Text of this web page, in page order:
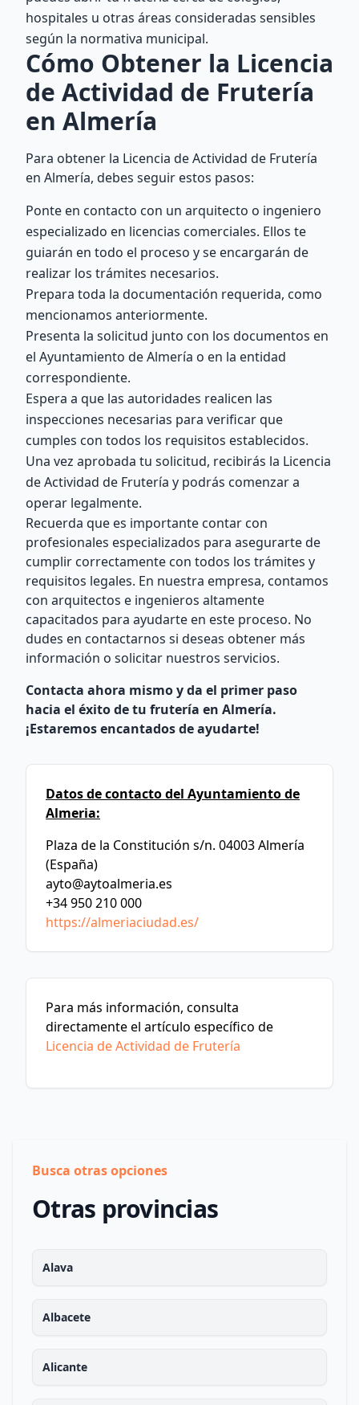
hospitales u otras áreas consideradas sensibles
según la normativa municipal.
Cómo Obtener la Licencia
de Actividad de Frutería
en Almería
Para obtener la Licencia de Actividad de Frutería
en Almería, debes seguir estos pasos:
Ponte en contacto con un arquitecto o ingeniero
especializado en licencias comerciales. Ellos te
guiarán en todo el proceso y se encargarán de
realizar los trámites necesarios.
Prepara toda la documentación requerida, como
mencionamos anteriormente.
Presenta la solicitud junto con los documentos en
el Ayuntamiento de Almería o en la entidad
correspondiente.
Espera a que las autoridades realicen las
inspecciones necesarias para verificar que
cumples con todos los requisitos establecidos.
Una vez aprobada tu solicitud, recibirás la Licencia
de Actividad de Frutería y podrás comenzar a
operar legalmente.
Recuerda que es importante contar con
profesionales especializados para asegurarte de
cumplir correctamente con todos los trámites y
requisitos legales. En nuestra empresa, contamos
con arquitectos e ingenieros altamente
capacitados para ayudarte en este proceso. No
dudes en contactarnos si deseas obtener más
información o solicitar nuestros servicios.
Contacta ahora mismo y da el primer paso
hacia el éxito de tu frutería en Almería.
¡Estaremos encantados de ayudarte!
Datos de contacto del Ayuntamiento de
Almeria:
Plaza de la Constitución s/n. 04003 Almería
(España)
ayto@aytoalmeria.es
+34 950 210 000
https://almeriaciudad.es/
Para más información, consulta
directamente el artículo específico de
Licencia de Actividad de Frutería
Busca otras opciones
Otras provincias
Alava
Albacete
Alicante